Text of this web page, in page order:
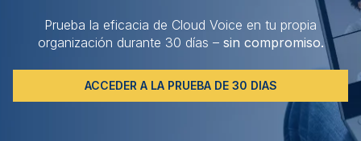
Prueba la eficacia de Cloud Voice en tu propia
organización durante 30 días – sin compromiso.
ACCEDER A LA PRUEBA DE 30 DIAS